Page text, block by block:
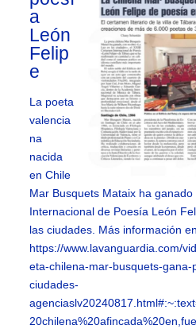
a
León
Felip
e
La poeta
valencia
na
nacida
en Chile
Mar Busquets Mataix ha
Internacional de Poesía León
las ciudades. Más información
https://www.lavanguardia.com/
eta-chilena-mar-busquets-
ciudades-